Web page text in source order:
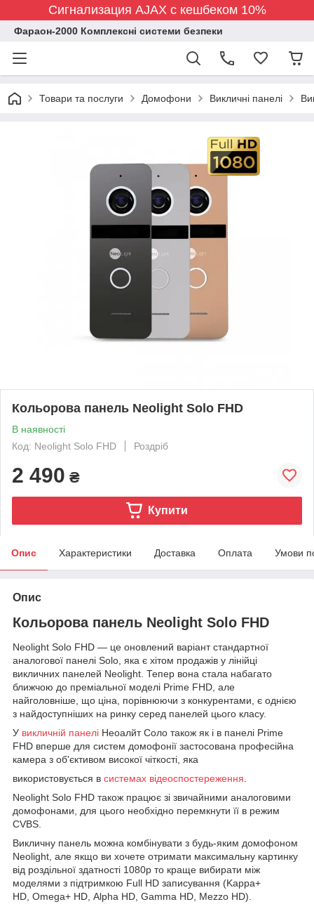
Сигнализация AJAX с кешбеком 10%
Фараон-2000 Комплексні системи безпеки
Товари та послуги Домофони Викличні панелі
Кольорова панель Neolight Solo FHD
В наявності
Код: Neolight Solo FHD
Роздріб
2 490 ₴
Купити
Опис Характеристики Доставка Оплата Умови
Опис
Кольорова панель Neolight Solo FHD
Neolight Solo FHD — це оновлений варіант стандартної
аналогової панелі Solo, яка є хітом продажів у лінійці
викличних панелей Neolight. Тепер вона стала набагато
ближчою до преміальної моделі Prime FHD, але
найголовніше, що ціна, порівнюючи з конкурентами, є однією
з найдоступніших на ринку серед панелей цього класу.
У викличній панелі Неоалйт Соло також як і в панелі Prime
FHD вперше для систем домофонії застосована професійна
камера з об'єктивом високої чіткості, яка
використовується в системах відеоспостереження.
Neolight Solo FHD також працює зі звичайними аналоговими
домофонами, для цього необхідно перемкнути її в режим
CVBS.
Викличну панель можна комбінувати з будь-яким домофоном
Neolight, але якщо ви хочете отримати максимальну картинку
від роздільної здатності 1080p то краще вибирати між
моделями з підтримкою Full HD записування (Kappa+
HD, Omega+ HD, Alpha HD, Gamma HD, Mezzo HD).